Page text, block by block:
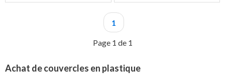
Page 1 de 1
1
Achat de couvercles en plastique